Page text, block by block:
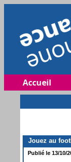
Accueil
Jouez au
Publié le 13/10/